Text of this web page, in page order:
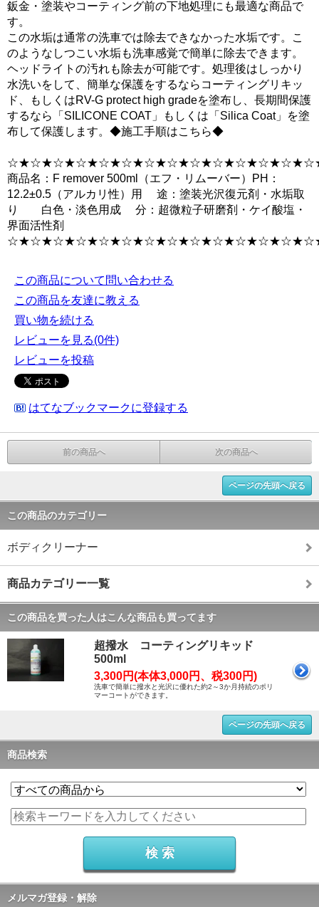
鈑金・塗装やコーティング前の下地処理にも最適な商品で
す。
この水垢は通常の洗車では除去できなかった水垢です。こ
のようなしつこい水垢も洗車感覚で簡単に除去できます。
ヘッドライトの汚れも除去が可能です。処理後はしっかり
水洗いをして、簡単な保護をするならコーティングリキッ
ド、もしくはRV-G protect high gradeを塗布し、長期間保護
するなら「SILICONE COAT」もしくは「Silica Coat」を塗
布して保護します。◆施工手順はこちら◆
商品名：F remover 500ml（エフ・リムーバー）PH：
12.2±0.5（アルカリ性）用 途：塗装光沢復元剤・水垢取
り 白色・淡色用成 分：超微粒子研磨剤・ケイ酸塩・
界面活性剤
この商品について問い合わせる
この商品を友達に教える
買い物を続ける
レビューを見る(0件)
レビューを投稿
はてなブックマークに登録する
前の商品へ 次の商品へ
ページの先頭へ戻る
この商品のカテゴリー
ボディクリーナー
商品カテゴリー一覧
この商品を買った人はこんな商品も買ってます
超撥水 コーティングリキッド
500ml
3,300円(本体3,000円、税300円)
洗車で簡単に撥水と光沢に優れた約2～3か月持続のポリ
マーコートができます。
ページの先頭へ戻る
商品検索
メルマガ登録・解除